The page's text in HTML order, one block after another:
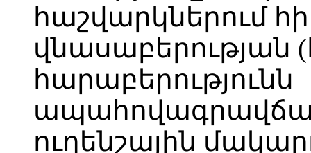
հաշվարկներում
վնասաբերության
հարաբերությունն
ուղենշային